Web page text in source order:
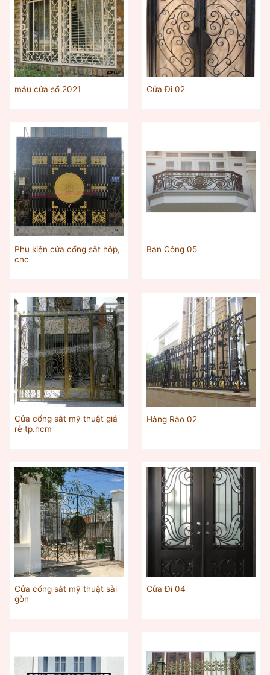
mẫu cửa sổ 2021 Cửa Đi 02
Phụ kiện cửa cổng sắt hộp,
cnc
Ban Công 05
Cửa cổng sắt mỹ thuật giá
rẻ tp.hcm
Hàng Rào 02
Cửa cổng sắt mỹ thuật sài
gòn
Cửa Đi 04